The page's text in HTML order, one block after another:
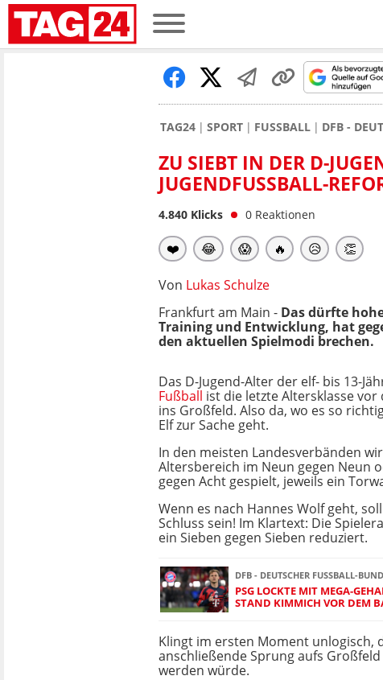
TAG24 SPORT FUSSBALL DFB -
ZU SIEBT IN DER D-
JUGENDFUSSBALL-
4.840 Klicks 0 Reaktionen
❤️ 😂 😱 🔥 😥 👏
Von Lukas Schulze
Frankfurt am Main - Das dürfte
Training und Entwicklung, hat
den aktuellen Spielmodi brechen.
Das D-Jugend-Alter der elf- bis 13-
Fußball ist die letzte Altersklasse vor
ins Großfeld. Also da, wo es so
Elf zur Sache geht.
In den meisten Landesverbänden
Altersbereich im Neun gegen Neun
gegen Acht gespielt, jeweils ein
Wenn es nach Hannes Wolf geht,
Schluss sein! Im Klartext: Die
ein Sieben gegen Sieben reduziert.
DFB - DEUTSCHER FUSSBALL-BUND
PSG LOCKTE MIT MEGA-
STAND KIMMICH VOR DEM
Klingt im ersten Moment unlogisch,
anschließende Sprung aufs
werden würde.